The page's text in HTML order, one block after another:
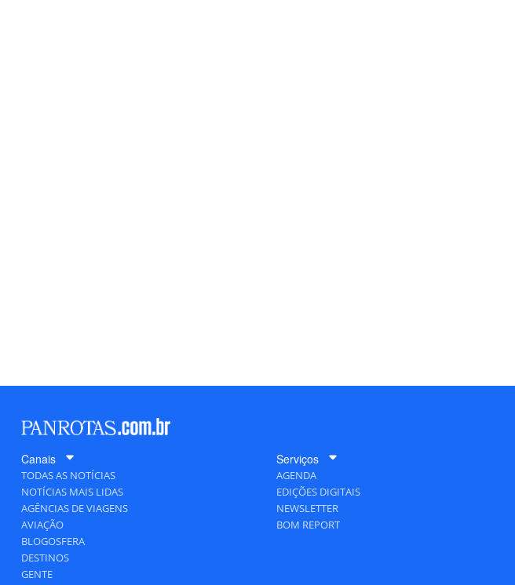
Canais
TODAS AS NOTÍCIAS
NOTÍCIAS MAIS LIDAS
AGÊNCIAS DE VIAGENS
AVIAÇÃO
BLOGOSFERA
DESTINOS
GENTE
Serviços
AGENDA
EDIÇÕES DIGITAIS
NEWSLETTER
BOM REPORT